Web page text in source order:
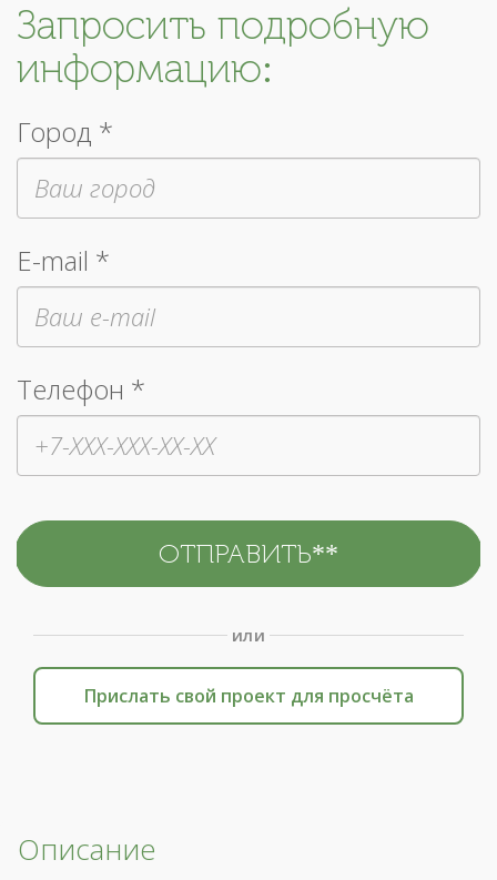
Запросить подробную
информацию:
Город *
E-mail *
Телефон *
или
Прислать свой проект для просчёта
Описание